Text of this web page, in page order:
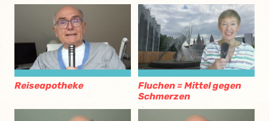
Reiseapotheke
Fluchen = Mittel gegen
Schmerzen